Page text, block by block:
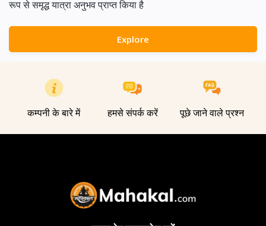
रूप से समृद्ध यात्रा अनुभव प्राप्त किया है
Explore
कम्पनी के बारे में हमसे संपर्क करें पूछे जाने वाले प्रश्न